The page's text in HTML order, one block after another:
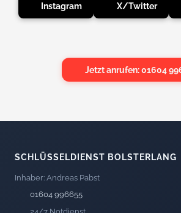
Instagram X/Twitter
Jetzt anrufen: 01604
SCHLÜSSELDIENST BOLSTERLANG
Inhaber: Andreas Pabst
01604 996655